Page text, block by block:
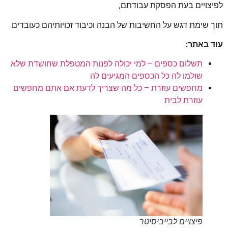
לפיצויים בעת הפסקת עבודתם,
תוך שימת דגש על החשיבות של הבנה וכיבוד זכויותיהם כעובדים.
עוד באתר:
תשלום כספים – למי יכולה לפנות המטפלת שחושדת שלא
שולמו לה כל הכספים המגיעים לה
מחפשים עוזרת – כל מה שצריך לדעת אם אתם מחפשים
עוזרת לבית
פיצויים לבייביסיטר